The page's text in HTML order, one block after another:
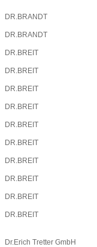
DR.BRANDT
DR.BRANDT
DR.BREIT
DR.BREIT
DR.BREIT
DR.BREIT
DR.BREIT
DR.BREIT
DR.BREIT
DR.BREIT
DR.BREIT
DR.BREIT
Dr.Erich Tretter GmbH